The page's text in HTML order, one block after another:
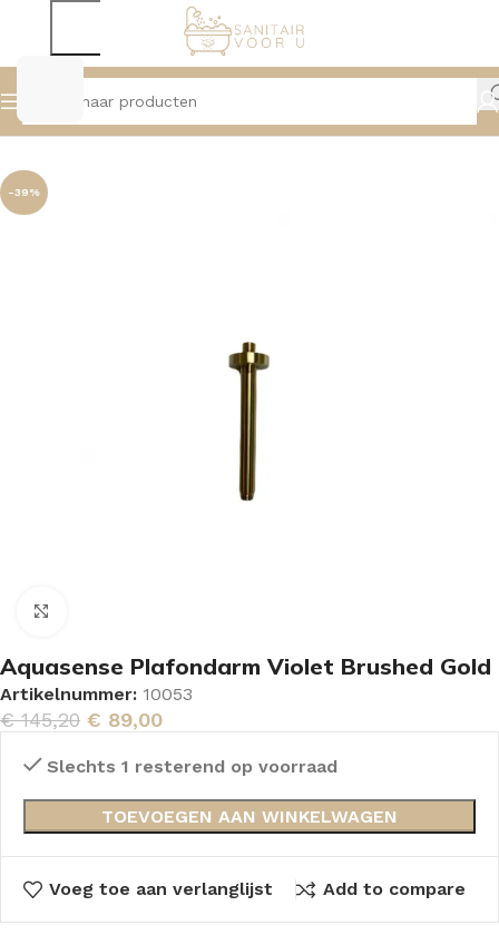
Home Douche Hoofddouches, Muur- en Plafondarmen
-39%
Aquasense Plafondarm Violet Brushed Gold
Artikelnummer: 10053
€145,20 € 89,00
Slechts 1 resterend op voorraad
TOEVOEGEN AAN WINKELWAGEN
Voeg toe aan verlanglijst Add to compare